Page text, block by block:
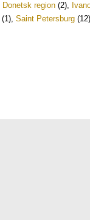
Donetsk region (2),
(1), Saint Petersburg (12)